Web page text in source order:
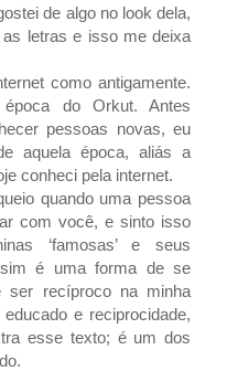
de algo no look dela,
letras e isso me deixa
como antigamente.
do Orkut. Antes
pessoas novas, eu
aquela época, aliás a
conheci pela internet.
quando uma pessoa
com você, e sinto isso
‘famosas’ e seus
é uma forma de se
ser recíproco na minha
e reciprocidade,
esse texto; é um dos